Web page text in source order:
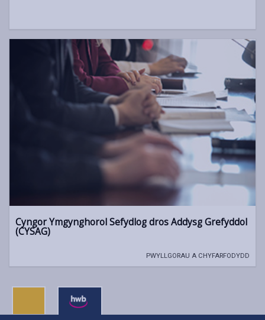
Cyngor Ymgynghorol Sefydlog dros Addysg Grefyddol
(CYSAG)
PWYLLGORAU A CHYFARFODYDD